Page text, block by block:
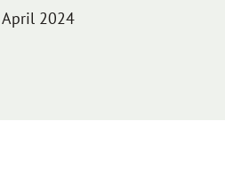
April 2024